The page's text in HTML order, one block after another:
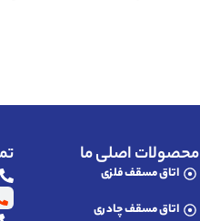
محصولات اصلی ما
اتاق مسقف فلزی
اتاق مسقف چادری